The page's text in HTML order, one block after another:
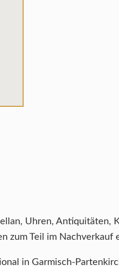
Uhren, Antiquitäten,
zum Teil im Nachverkauf
in Garmisch-